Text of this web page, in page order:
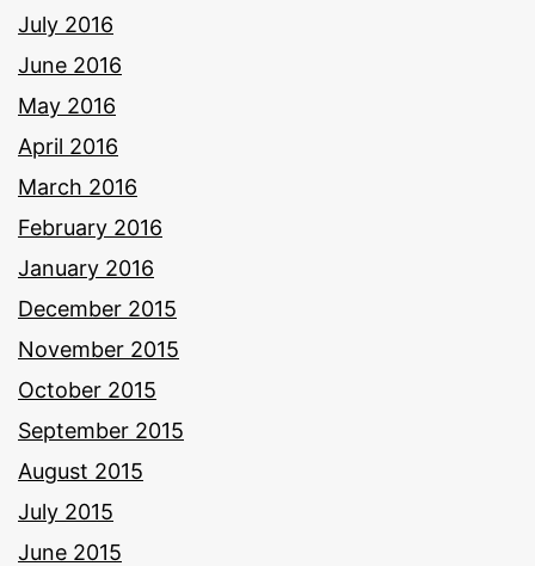
July 2016
June 2016
May 2016
April 2016
March 2016
February 2016
January 2016
December 2015
November 2015
October 2015
September 2015
August 2015
July 2015
June 2015